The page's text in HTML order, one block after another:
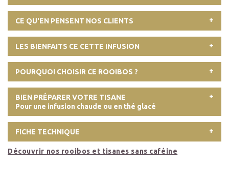
CE QU'EN PENSENT NOS CLIENTS
LES BIENFAITS CE CETTE INFUSION
POURQUOI CHOISIR CE ROOIBOS ?
BIEN PRÉPARER VOTRE TISANE
Pour une infusion chaude ou en thé glacé
FICHE TECHNIQUE
Découvrir nos rooibos et tisanes sans caféine